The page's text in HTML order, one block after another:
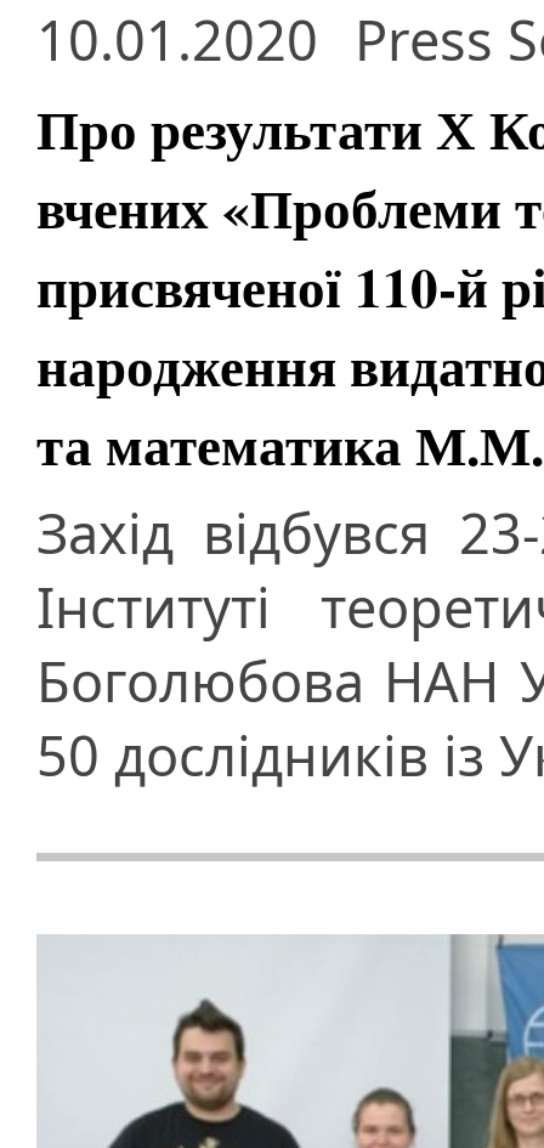
10.01.2020 Press
Про результати Х
вчених «Проблеми
присвяченої 110-й
народження
та математика
Захід відбувся
Інституті
Боголюбова НАН
50 дослідників із